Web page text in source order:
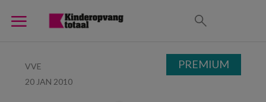
VVE
20 JAN 2010
PREMIUM